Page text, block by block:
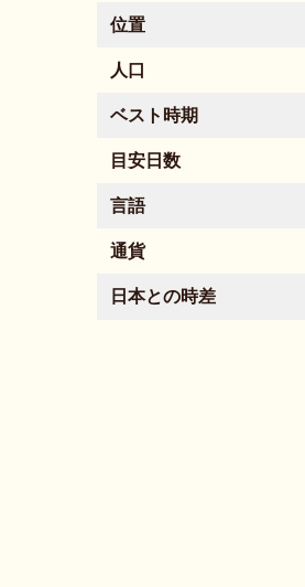
位置
人口
ベスト時期
目安日数
言語
通貨
日本との時差